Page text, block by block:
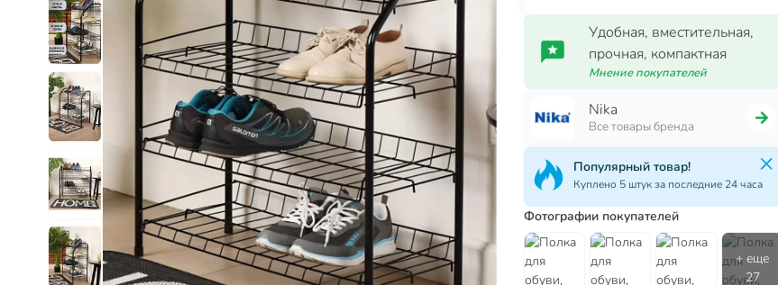
Удобная, вместительная,
прочная, компактная
Мнение покупателей
Nika
Все товары бренда
Популярный товар!
Куплено 5 штук за последние 24 часа
Фотографии покупателей